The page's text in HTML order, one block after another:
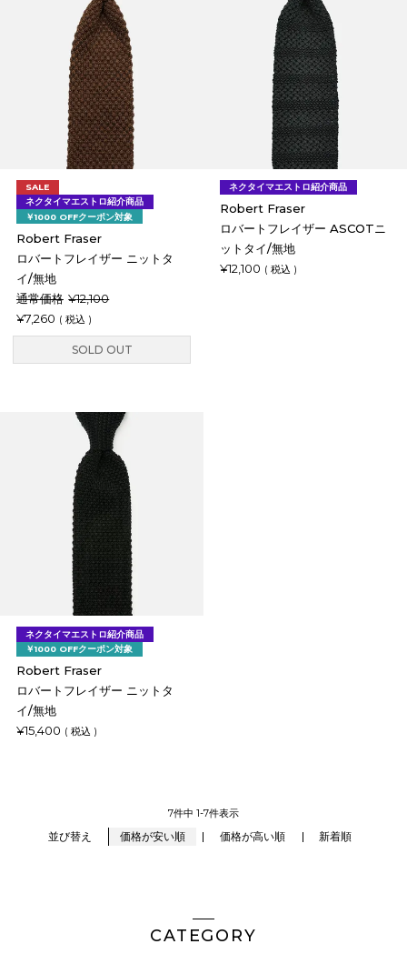
SALE
ネクタイマエストロ紹介商品
￥1000 OFFクーポン対象
Robert Fraser
ロバートフレイザー ニットタ
イ/無地
通常価格 ¥12,100
¥7,260 税込
SOLD OUT
ネクタイマエストロ紹介商品
Robert Fraser
ロバートフレイザー ASCOTニ
ットタイ/無地
¥12,100 税込
ネクタイマエストロ紹介商品
￥1000 OFFクーポン対象
Robert Fraser
ロバートフレイザー ニットタ
イ/無地
¥15,400 税込
並び替え 価格が安い順 価格が高い順 新着順
7件中 1-7件表示
CATEGORY